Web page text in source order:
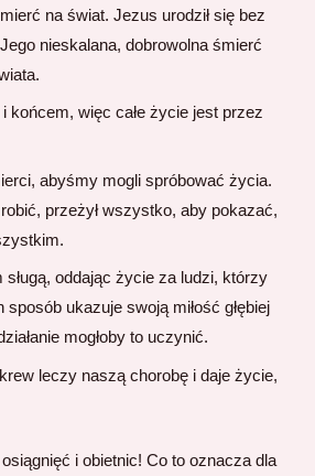
na świat. Jezus urodził się bez
nieskalana, dobrowolna śmierć
końcem, więc całe życie jest przez
abyśmy mogli spróbować życia.
przeżył wszystko, aby pokazać,
sługą, oddając życie za ludzi, którzy
ukazuje swoją miłość głębiej
mogłoby to uczynić.
leczy naszą chorobę i daje życie,
i obietnic! Co to oznacza dla